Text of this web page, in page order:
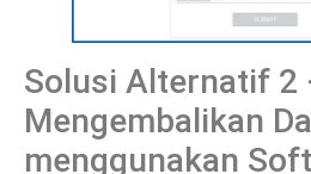
Solusi Alternatif 2
Mengembalikan
menggunakan